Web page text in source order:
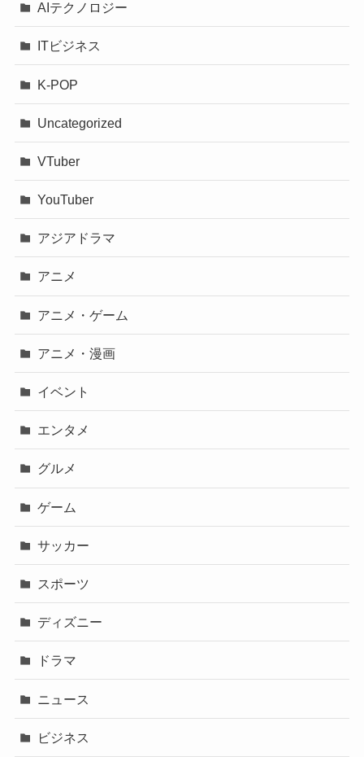
AIテクノロジー
ITビジネス
K-POP
Uncategorized
VTuber
YouTuber
アジアドラマ
アニメ
アニメ・ゲーム
アニメ・漫画
イベント
エンタメ
グルメ
ゲーム
サッカー
スポーツ
ディズニー
ドラマ
ニュース
ビジネス